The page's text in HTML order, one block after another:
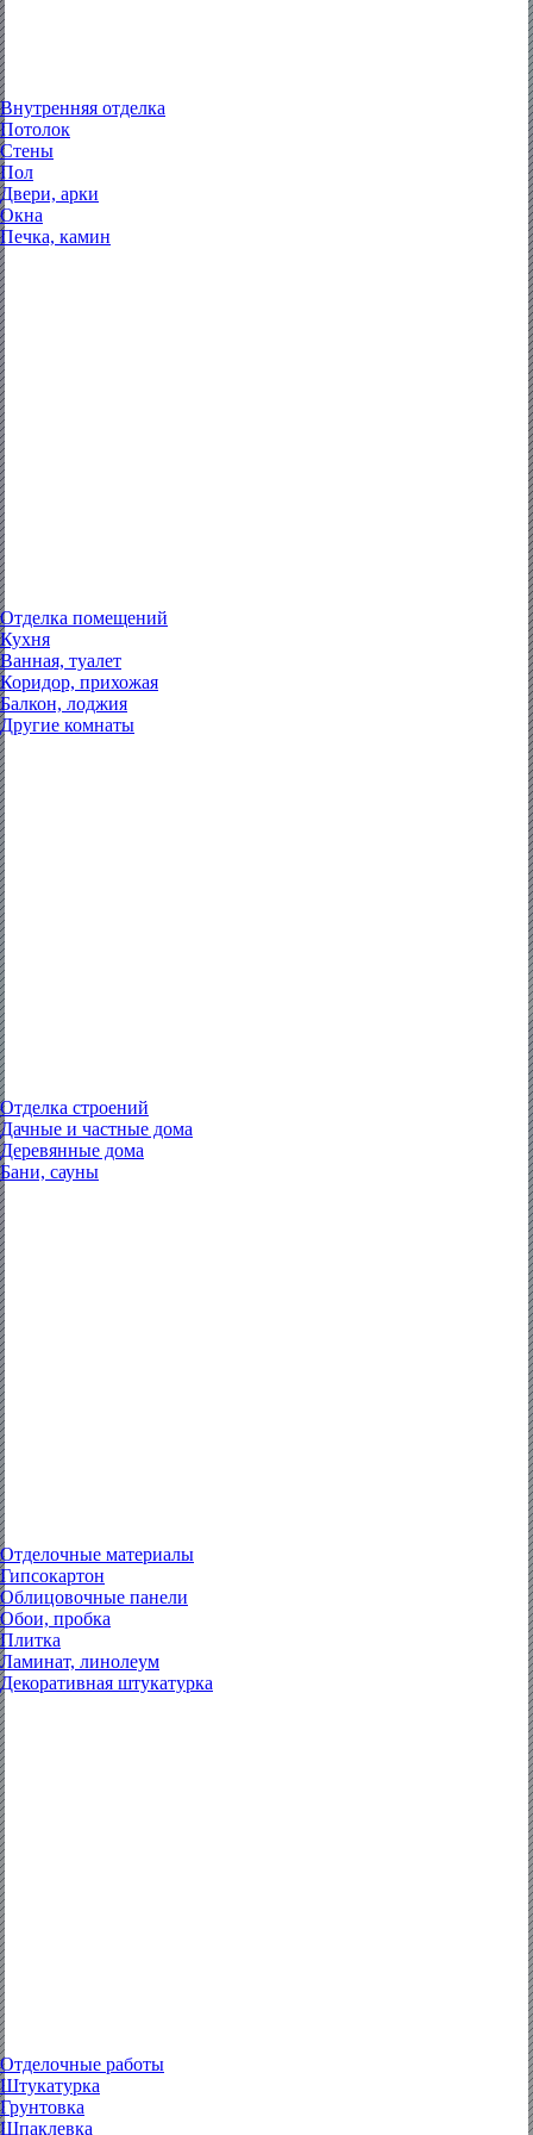
Внутренняя отделка
Потолок
Стены
Пол
Двери, арки
Окна
Печка, камин
Отделка помещений
Кухня
Ванная, туалет
Коридор, прихожая
Балкон, лоджия
Другие комнаты
Отделка строений
Дачные и частные дома
Деревянные дома
Бани, сауны
Отделочные материалы
Гипсокартон
Облицовочные панели
Обои, пробка
Плитка
Ламинат, линолеум
Декоративная штукатурка
Отделочные работы
Штукатурка
Грунтовка
Шпаклевка